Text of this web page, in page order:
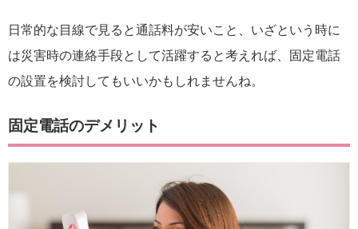
日常的な目線で見ると通話料が安いこと、いざという時に
は災害時の連絡手段として活躍すると考えれば、固定電話
の設置を検討してもいいかもしれませんね。
固定電話のデメリット